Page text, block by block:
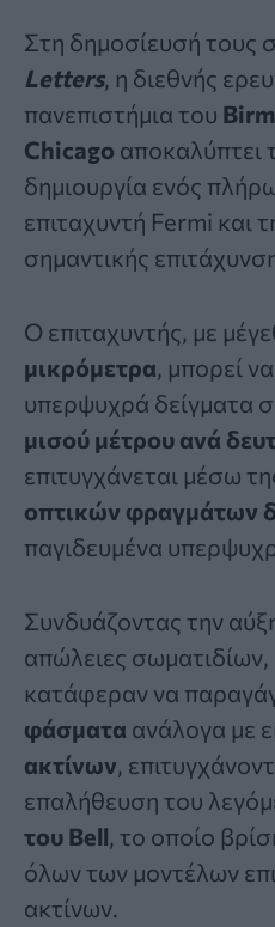
Στη δημοσίευσή τους
Letters, η διεθνής
πανεπιστήμια του
Chicago αποκαλύπτει
δημιουργία ενός
επιταχυντή Fermi και
σημαντικής
Ο επιταχυντής, με
μικρόμετρα, μπορεί
υπερψυχρά δείγματα
μισού μέτρου ανά
επιτυγχάνεται μέσω
οπτικών φραγμάτων
παγιδευμένα
Συνδυάζοντας την
απώλειες σωματιδίων,
κατάφεραν να
φάσματα ανάλογα με
ακτίνων,
επαλήθευση του
του Bell, το οποίο
όλων των μοντέλων
ακτίνων.